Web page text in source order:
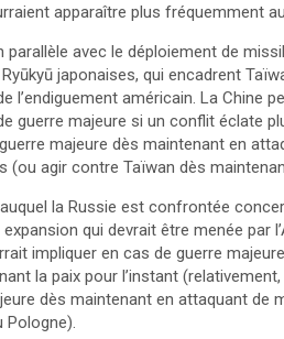
apparaître plus fréquemment
avec le déploiement de
japonaises, qui encadrent
l’endiguement américain. La Chine
guerre majeure si un conflit éclate
majeure dès maintenant en
(ou agir contre Taïwan dès
la Russie est confrontée
qui devrait être menée par
impliquer en cas de guerre
la paix pour l’instant
dès maintenant en attaquant de
Pologne).